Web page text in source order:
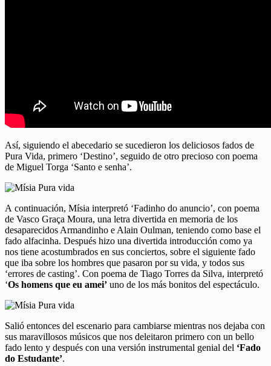
Así, siguiendo el abecedario se sucedieron los deliciosos fados de
Pura Vida, primero ‘Destino’, seguido de otro precioso con poema
de Miguel Torga ‘Santo e senha’.
A continuación, Mísia interpretó ‘Fadinho do anuncio’, con poema
de Vasco Graça Moura, una letra divertida en memoria de los
desaparecidos Armandinho e Alain Oulman, teniendo como base el
fado alfacinha. Después hizo una divertida introducción como ya
nos tiene acostumbrados en sus conciertos, sobre el siguiente fado
que iba sobre los hombres que pasaron por su vida, y todos sus
‘errores de casting’. Con poema de Tiago Torres da Silva, interpretó
‘Os homens que eu amei’ uno de los más bonitos del espectáculo.
Salió entonces del escenario para cambiarse mientras nos dejaba con
sus maravillosos músicos que nos deleitaron primero con un bello
fado lento y después con una versión instrumental genial del ‘Fado
do Estudante’.